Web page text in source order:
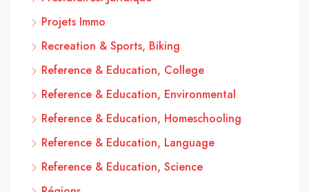
Projets Immo
Recreation & Sports, Biking
Reference & Education, College
Reference & Education, Environmental
Reference & Education, Homeschooling
Reference & Education, Language
Reference & Education, Science